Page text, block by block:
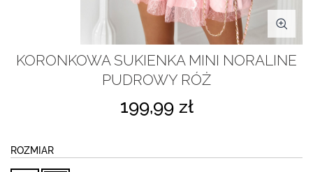
KORONKOWA SUKIENKA MINI NORALINE
PUDROWY RÓŻ
199,99 zł
ROZMIAR